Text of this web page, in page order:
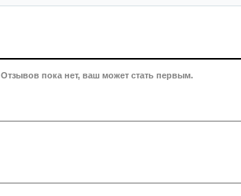
Отзывов пока нет, ваш может стать первым.